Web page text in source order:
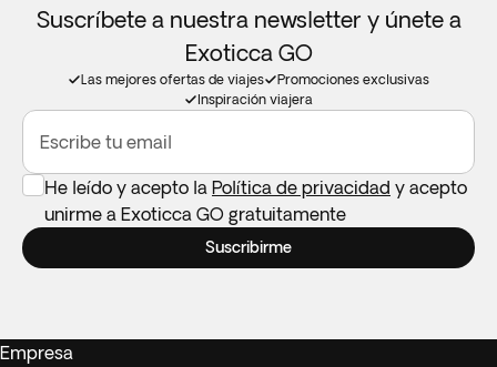
Suscríbete a nuestra newsletter y únete a
Exoticca GO
Las mejores ofertas de viajes
Promociones exclusivas
Inspiración viajera
Escribe tu email
He leído y acepto la Política de privacidad y acepto
unirme a Exoticca GO gratuitamente
Suscribirme
Empresa